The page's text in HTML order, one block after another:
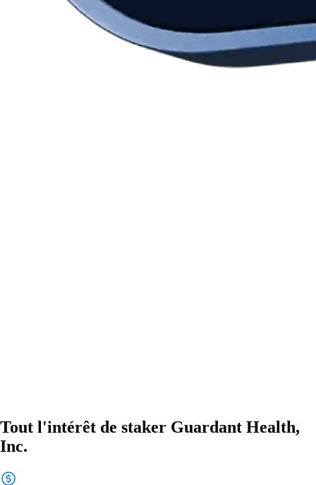
Tout l'intérêt de staker Guardant Health,
Inc.